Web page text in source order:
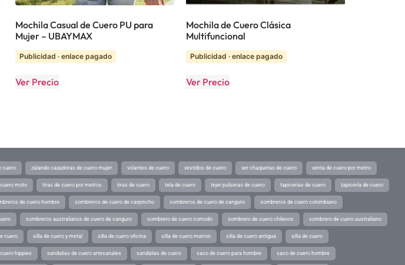
Mochila Casual de Cuero PU para
Mujer – UBAYMAX
Publicidad · enlace pagado
Ver Precio
Mochila de Cuero Clásica
Multifuncional
Publicidad · enlace pagado
Ver Precio
cuero zalando cazadoras de cuero mujer volantes de cuero vestidos de cuero ver chaquetas de cuero venta de cuero por metro
moto tiras de cuero por metros tiras de cuero tela de cuero tejer pulseras de cuero tapicerias de cuero tapicería de cuero
de cuero hombre sombreros de cuero de carpincho sombreros de cuero de canguro sombreros de cuero colombiano
sombreros australianos de cuero de canguro sombrero de cuero comodo sombrero de cuero chilenos sombrero de cuero australiano
cuero silla de cuero y metal silla de cuero oficina silla de cuero marron silla de cuero antigua silla de cuero
hippies sandalias de cuero artesanales sandalias de cuero saco de cuero para hombre saco de cuero hombre